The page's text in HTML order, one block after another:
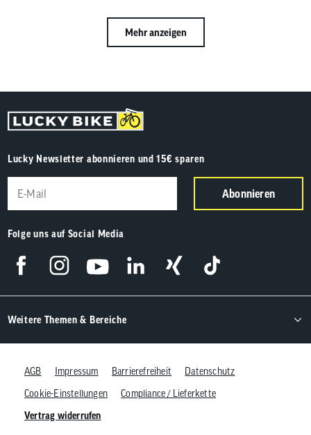
Mehr anzeigen
Lucky Newsletter abonnieren und 15€ sparen
Abonnieren
Folge uns auf Social Media
Weitere Themen & Bereiche
AGB Impressum Barrierefreiheit
Datenschutz
Cookie-Einstellungen
Compliance / Lieferkette
Vertrag widerrufen